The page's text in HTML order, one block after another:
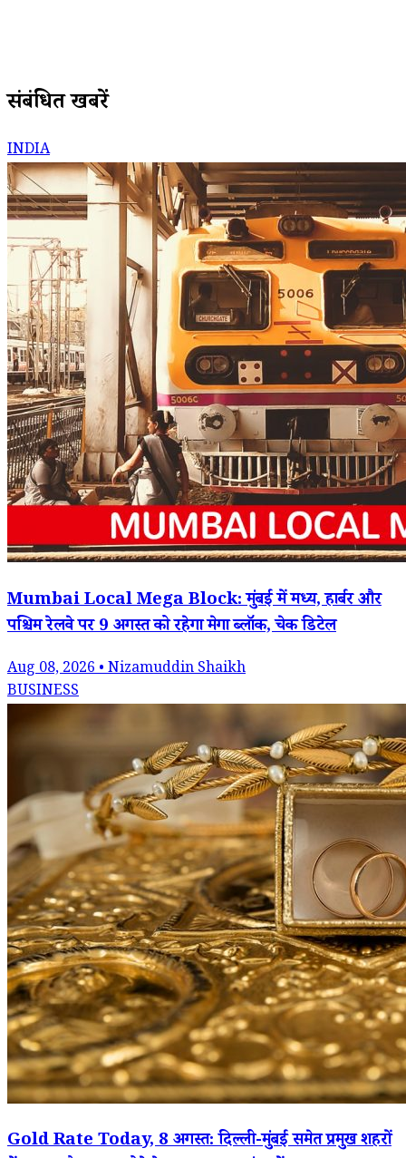
संबंधित खबरें
INDIA
Mumbai Local Mega Block: मुंबई में मध्य, हार्बर और
पश्चिम रेलवे पर 9 अगस्त को रहेगा मेगा ब्लॉक, चेक डिटेल
Aug 08, 2026 • Nizamuddin Shaikh
BUSINESS
Gold Rate Today, 8 अगस्त: दिल्ली-मुंबई समेत प्रमुख शहरों